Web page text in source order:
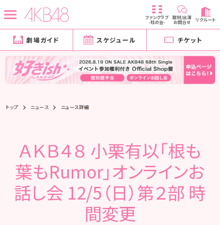
ファンクラブ
-柱の会-
取材/出演
お問合せ リクルート
劇場ガイド スケジュール チケット
トップ ニュース ニュース詳細
ＡＫＢ４８ 小栗有以「根も
葉もRumor」オンラインお
話し会 12/5（日）第２部 時
間変更